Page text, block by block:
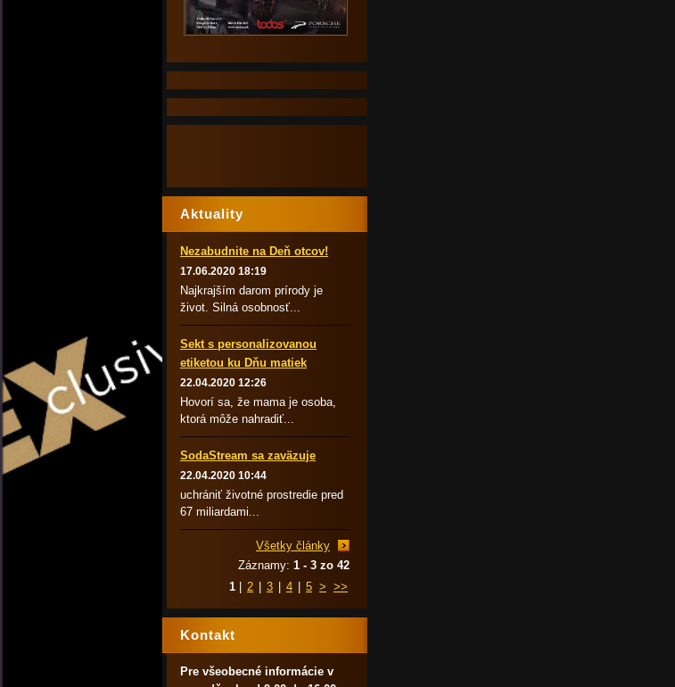
Aktuality
Nezabudnite na Deň otcov!
17.06.2020 18:19
Najkrajším darom prírody je
život. Silná osobnosť...
Sekt s personalizovanou
etiketou ku Dňu matiek
22.04.2020 12:26
Hovorí sa, že mama je osoba,
ktorá môže nahradiť...
SodaStream sa zaväzuje
22.04.2020 10:44
uchrániť životné prostredie pred
67 miliardami...
Všetky články
Záznamy: 1 - 3 zo 42
1
2 3 4 5 > >>
Kontakt
Pre všeobecné informácie v